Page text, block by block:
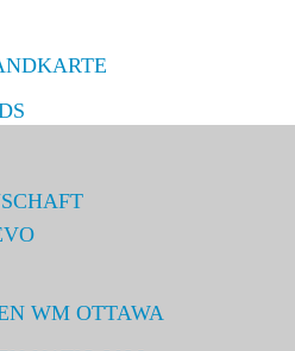
WM OTTAWA